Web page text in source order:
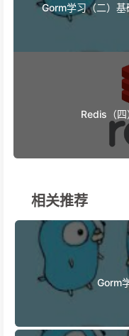
Gorm学习（二）
Redis（
相关推荐
Gorm